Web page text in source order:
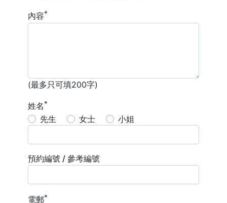
內容
(最多只可填200字)
姓名
先生
女士 小姐
預約編號 / 參考編號
電郵